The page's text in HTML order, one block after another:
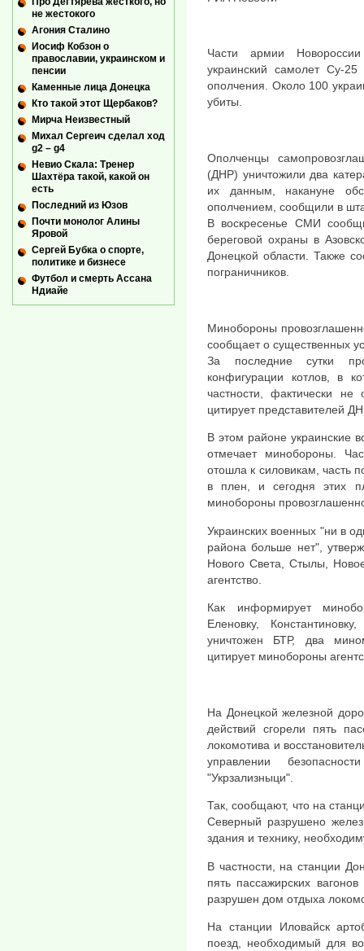
Части армии
украинский самолет Су-
ополчения. Около 100
убиты.
Ополченцы
(ДНР) уничтожили два
их данным, накануне
ополчением, сообщили в
В воскресенье СМИ
береговой охраны в
Донецкой области. Также
пограничников.
Минобороны
сообщает о существенных
За последние сутки
конфигурации котлов, в
частности, фактически
цитирует представителей
В этом районе украинские
отмечает минобороны.
отошла к силовикам, часть
в плен, и сегодня этих
минобороны
Украинских военных "ни в
района больше нет",
Нового Света, Стылы,
агентство.
Как информирует
Еленовку,
уничтожен БТР, два
цитирует минобороны
На Донецкой железной
действий сгорели пять
локомотива и
управлении
"Укрзализныци".
Так, сообщают, что на
Северный разрушено
здания и технику,
В частности, на станции
пять пассажирских
разрушен дом отдыха
На станции Иловайск
поезд, необходимый для
не жестокого
Агония Сталино
Иосиф Кобзон о
православии, украинском и
пенсии
Каменные лица Донецка
Кто такой этот Щербаков?
Мирча Неизвестный
Михал Сергеич сделал ход
g2 – g4
Невио Скала: Тренер
Шахтёра такой, какой он
есть
Последний из Юзов
Почти монолог Алины
Яровой
Сергей Бубка о спорте,
политике и бизнесе
Футбол и смерть Ассана
Ндиайе